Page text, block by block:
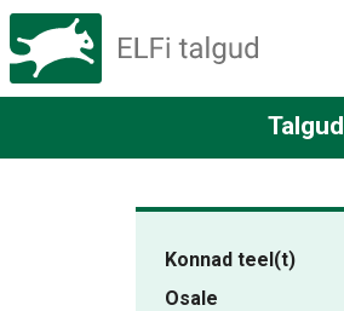
Talgud
Konnad teel(t)
Osale